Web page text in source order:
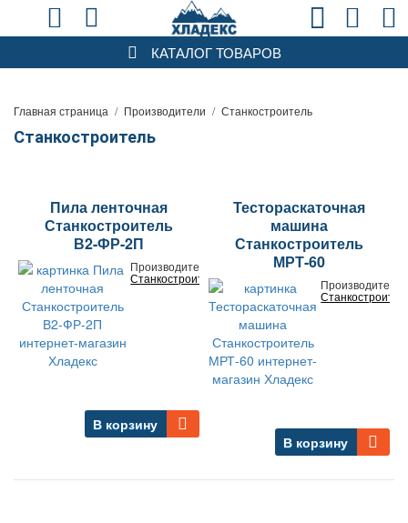
КАТАЛОГ ТОВАРОВ
Главная страница / Производители / Станкостроитель
Станкостроитель
Пила ленточная
Станкостроитель
В2-ФР-2П
Производитель:
Станкостроитель
В корзину
Тестораскаточная
машина
Станкостроитель
МРТ-60
Производитель:
В корзину